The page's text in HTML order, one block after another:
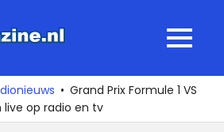
MENU
Grand Prix Formule 1 VS
op radio en tv